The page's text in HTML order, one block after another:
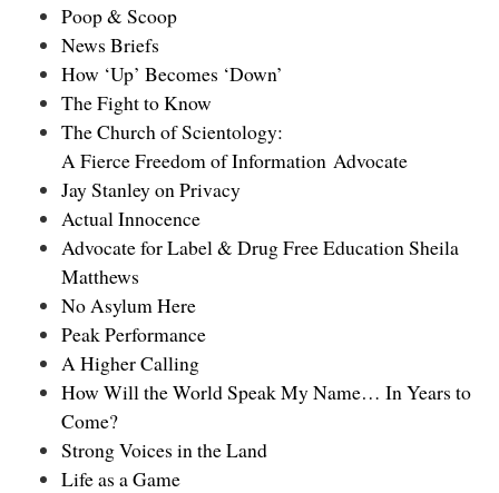
Poop & Scoop
News Briefs
How ‘Up’ Becomes ‘Down’
The Fight to Know
The Church of Scientology:
A Fierce Freedom of Information Advocate
Jay Stanley on Privacy
Actual Innocence
Advocate for Label & Drug Free Education Sheila
Matthews
No Asylum Here
Peak Performance
A Higher Calling
How Will the World Speak My Name… In Years to
Come?
Strong Voices in the Land
Life as a Game